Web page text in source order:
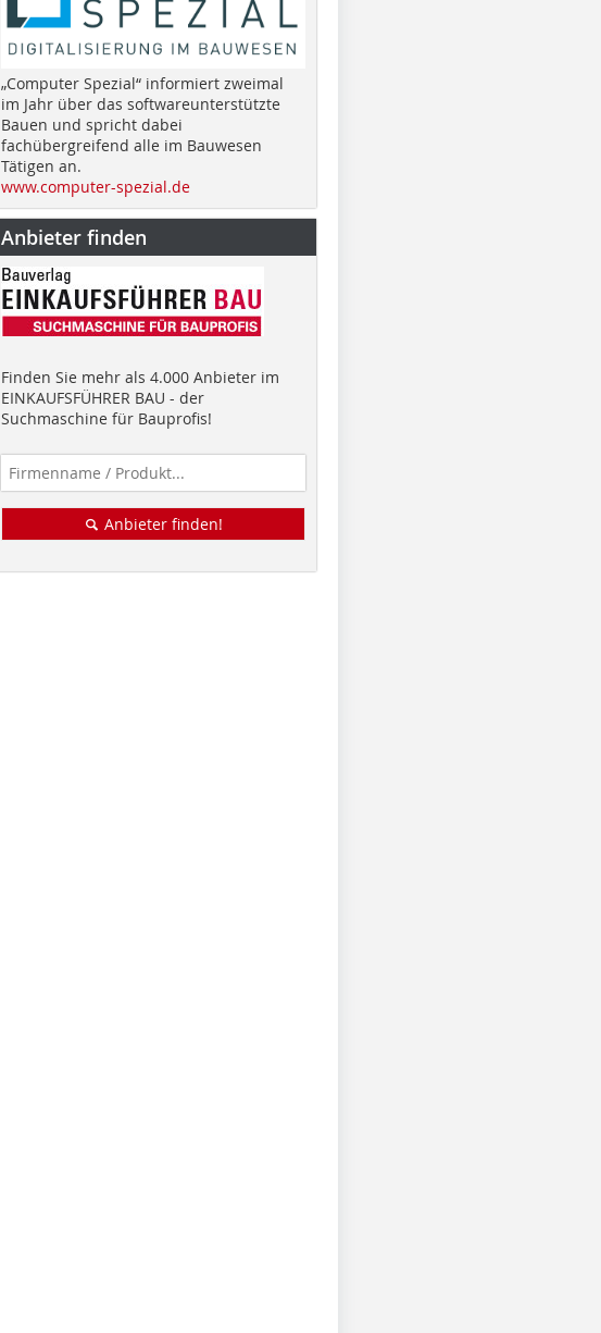
„Computer Spezial“ informiert zweimal
im Jahr über das softwareunterstützte
Bauen und spricht dabei
fachübergreifend alle im Bauwesen
Tätigen an.
www.computer-spezial.de
Anbieter finden
Finden Sie mehr als 4.000 Anbieter im
EINKAUFSFÜHRER BAU - der
Suchmaschine für Bauprofis!
Anbieter finden!